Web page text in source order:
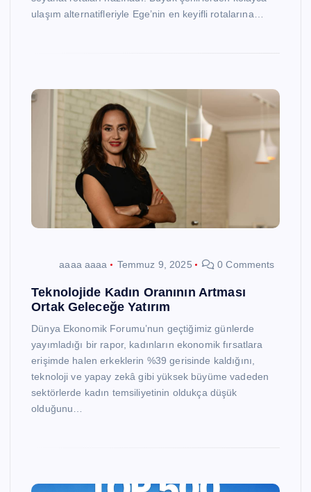
ulaşım alternatifleriyle Ege’nin en keyifli rotalarına…
aaaa aaaa Temmuz 9, 2025 0 Comments
Teknolojide Kadın Oranının Artması
Ortak Geleceğe Yatırım
Dünya Ekonomik Forumu’nun geçtiğimiz günlerde
yayımladığı bir rapor, kadınların ekonomik fırsatlara
erişimde halen erkeklerin %39 gerisinde kaldığını,
teknoloji ve yapay zekâ gibi yüksek büyüme vadeden
sektörlerde kadın temsiliyetinin oldukça düşük
olduğunu…